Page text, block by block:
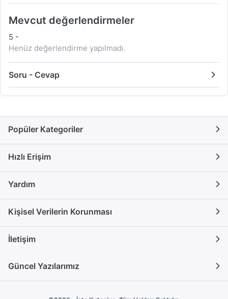
Mevcut değerlendirmeler
5 -
Henüz değerlendirme yapılmadı.
Soru - Cevap
Popüler Kategoriler
Hızlı Erişim
Yardım
Kişisel Verilerin Korunması
İletişim
Güncel Yazılarımız